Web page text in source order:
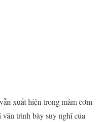
xuất hiện trong mâm cơm
trình bày suy nghĩ của